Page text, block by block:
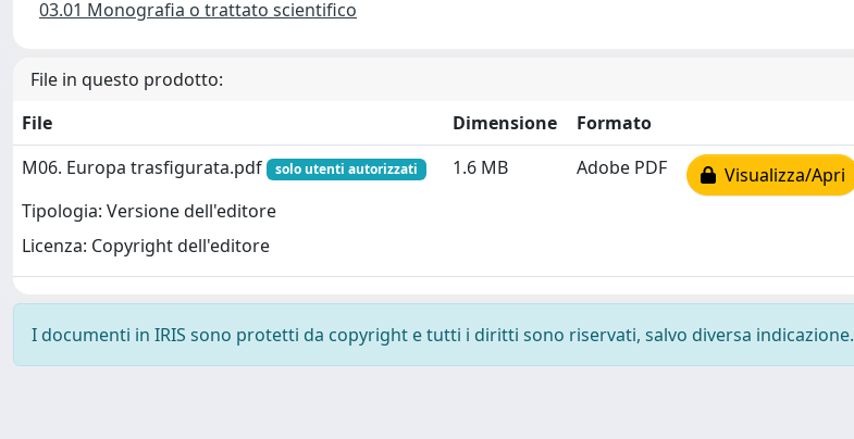
03.01 Monografia o trattato scientifico
File in questo prodotto:
File
Dimensione
Formato
M06. Europa trasfigurata.pdf
solo utenti autorizzati
Tipologia: Versione dell'editore
Licenza: Copyright dell'editore
1.6 MB Adobe PDF Visualizza/Apri
I documenti in IRIS sono protetti da copyright e tutti i diritti sono riservati, salvo diversa indicazione.